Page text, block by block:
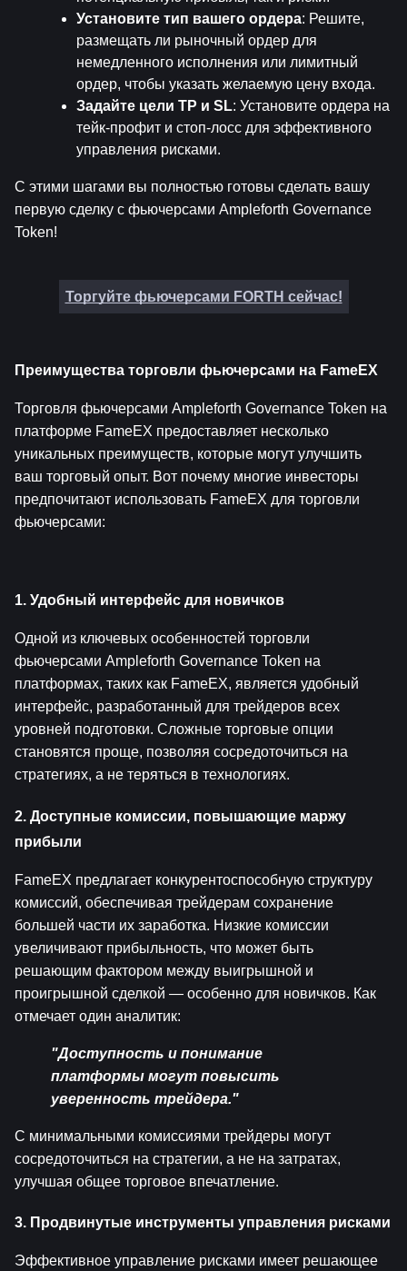
Установите тип вашего ордера: Решите,
размещать ли рыночный ордер для
немедленного исполнения или лимитный
ордер, чтобы указать желаемую цену входа.
Задайте цели TP и SL: Установите ордера на
тейк-профит и стоп-лосс для эффективного
управления рисками.
С этими шагами вы полностью готовы сделать вашу
первую сделку с фьючерсами Ampleforth Governance
Token!
Торгуйте фьючерсами FORTH сейчас!
Преимущества торговли фьючерсами на FameEX
Торговля фьючерсами Ampleforth Governance Token на
платформе FameEX предоставляет несколько
уникальных преимуществ, которые могут улучшить
ваш торговый опыт. Вот почему многие инвесторы
предпочитают использовать FameEX для торговли
фьючерсами:
1. Удобный интерфейс для новичков
Одной из ключевых особенностей торговли
фьючерсами Ampleforth Governance Token на
платформах, таких как FameEX, является удобный
интерфейс, разработанный для трейдеров всех
уровней подготовки. Сложные торговые опции
становятся проще, позволяя сосредоточиться на
стратегиях, а не теряться в технологиях.
2. Доступные комиссии, повышающие маржу
прибыли
FameEX предлагает конкурентоспособную структуру
комиссий, обеспечивая трейдерам сохранение
большей части их заработка. Низкие комиссии
увеличивают прибыльность, что может быть
решающим фактором между выигрышной и
проигрышной сделкой — особенно для новичков. Как
отмечает один аналитик:
"Доступность и понимание
платформы могут повысить
уверенность трейдера."
С минимальными комиссиями трейдеры могут
сосредоточиться на стратегии, а не на затратах,
улучшая общее торговое впечатление.
3. Продвинутые инструменты управления рисками
Эффективное управление рисками имеет решающее